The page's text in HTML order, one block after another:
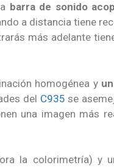
barra de sonido
a distancia tiene
más adelante
homogénea y
del C935 se
una imagen más
la colorimetría) y